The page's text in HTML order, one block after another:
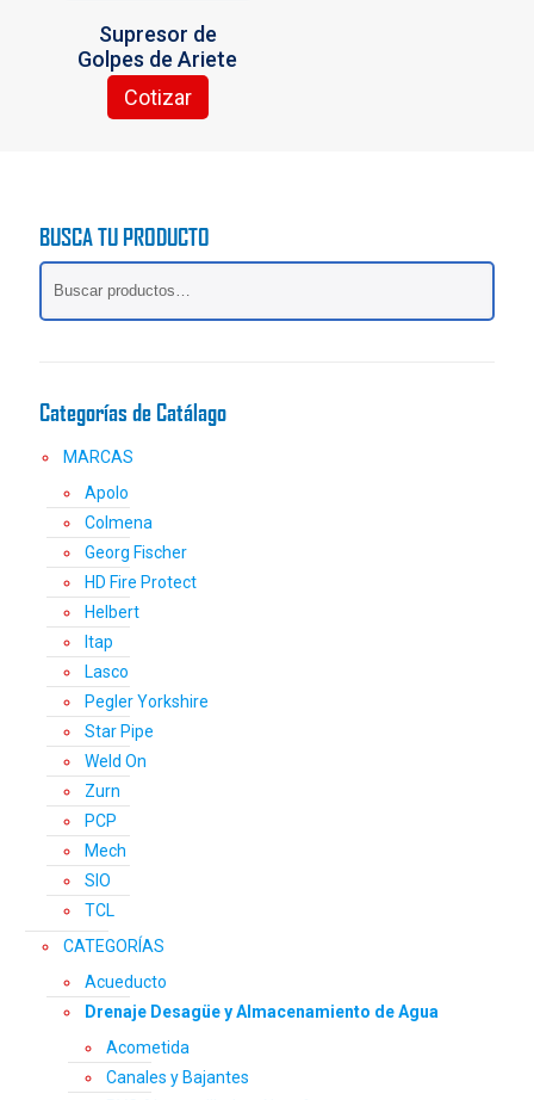
página
de
producto
Supresor de
Golpes de Ariete
Cotizar
Este
Las
opciones
página
producto
BUSCA TU PRODUCTO
Categorías de Catálago
MARCAS
Apolo
Colmena
Georg Fischer
HD Fire Protect
Helbert
Itap
Lasco
Pegler Yorkshire
Star Pipe
Weld On
Zurn
PCP
Mech
SIO
TCL
CATEGORÍAS
Acueducto
Drenaje Desagüe y Almacenamiento de Agua
Acometida
Canales y Bajantes